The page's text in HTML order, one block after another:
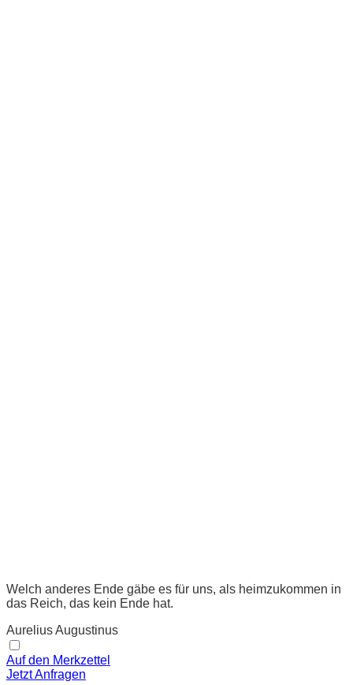
Welch anderes Ende gäbe es für uns, als heimzukommen in
das Reich, das kein Ende hat.
Aurelius Augustinus
Auf den Merkzettel
Jetzt Anfragen